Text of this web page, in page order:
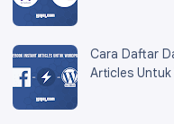
Cara Daftar
Articles